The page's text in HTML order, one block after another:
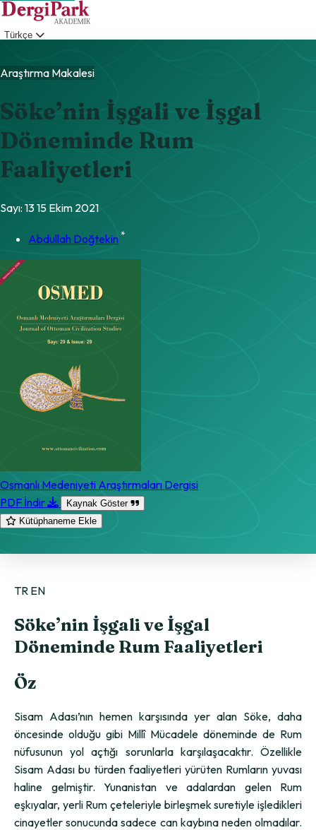
Türkçe
Araştırma Makalesi
Söke’nin İşgali ve İşgal
Döneminde Rum
Faaliyetleri
Sayı: 1315 Ekim 2021
Abdullah Doğtekin *
Osmanlı Medeniyeti Araştırmaları Dergisi
PDF İndir
Kaynak Göster
Kütüphaneme Ekle
TR EN
Söke’nin İşgali ve İşgal
Döneminde Rum Faaliyetleri
Öz
Sisam Adası’nın hemen karşısında yer alan Söke, daha
öncesinde olduğu gibi Millî Mücadele döneminde de Rum
nüfusunun yol açtığı sorunlarla karşılaşacaktır. Özellikle
Sisam Adası bu türden faaliyetleri yürüten Rumların yuvası
haline gelmiştir. Yunanistan ve adalardan gelen Rum
eşkıyalar, yerli Rum çeteleriyle birleşmek suretiyle işledikleri
cinayetler sonucunda sadece can kaybına neden olmadılar.